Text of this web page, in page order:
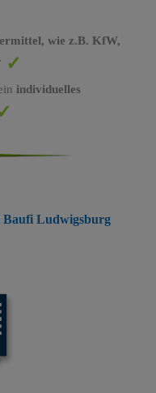
wie z.B. KfW,
individuelles
Baufi Ludwigsburg